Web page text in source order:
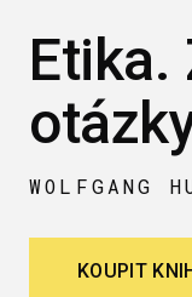
Etika.
WOLFGANG
KOUPIT